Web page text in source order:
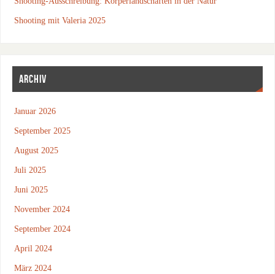
Shooting mit Valeria 2025
ARCHIV
Januar 2026
September 2025
August 2025
Juli 2025
Juni 2025
November 2024
September 2024
April 2024
März 2024